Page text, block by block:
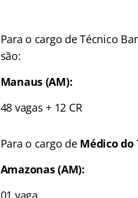
Para o cargo de Técnico
são:
Manaus (AM):
48 vagas + 12 CR
Para o cargo de Médico do
Amazonas (AM):
01 vaga